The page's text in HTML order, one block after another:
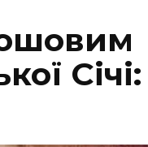
Січі: